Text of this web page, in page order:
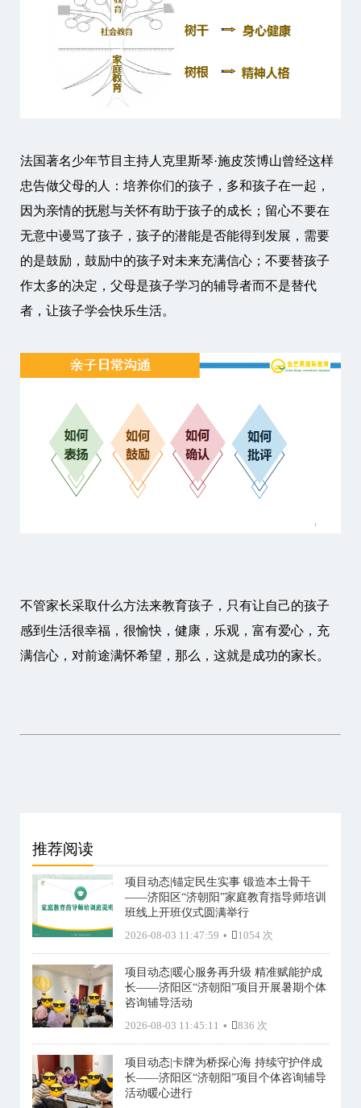
法国著名少年节目主持人克里斯琴·施皮茨博山曾经这样
忠告做父母的人：培养你们的孩子，多和孩子在一起，
因为亲情的抚慰与关怀有助于孩子的成长；留心不要在
无意中谩骂了孩子，孩子的潜能是否能得到发展，需要
的是鼓励，鼓励中的孩子对未来充满信心；不要替孩子
作太多的决定，父母是孩子学习的辅导者而不是替代
者，让孩子学会快乐生活。
不管家长采取什么方法来教育孩子，只有让自己的孩子
感到生活很幸福，很愉快，健康，乐观，富有爱心，充
满信心，对前途满怀希望，那么，这就是成功的家长。
推荐阅读
项目动态|锚定民生实事 锻造本土骨干
——济阳区“济朝阳”家庭教育指导师培训
班线上开班仪式圆满举行
2026-08-03 11:47:59 • 1054 次
项目动态|暖心服务再升级 精准赋能护成
长——济阳区“济朝阳”项目开展暑期个体
咨询辅导活动
2026-08-03 11:45:11 • 836 次
项目动态|卡牌为桥探心海 持续守护伴成
长——济阳区“济朝阳”项目个体咨询辅导
活动暖心进行